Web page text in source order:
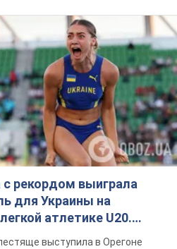
с рекордом выиграла
для Украины на
атлетике U20.
выступила в Орегоне